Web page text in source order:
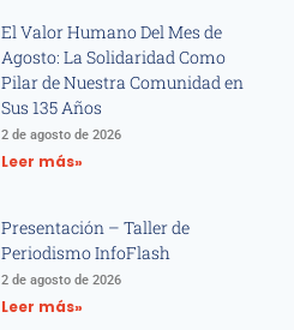
El Valor Humano Del Mes de
Agosto: La Solidaridad Como
Pilar de Nuestra Comunidad en
Sus 135 Años
2 de agosto de 2026
Leer más»
Presentación – Taller de
Periodismo InfoFlash
2 de agosto de 2026
Leer más»